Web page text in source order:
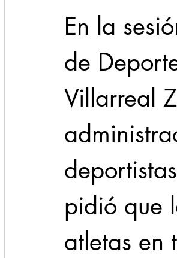
En la
de
Villarreal
pidió que
atletas en